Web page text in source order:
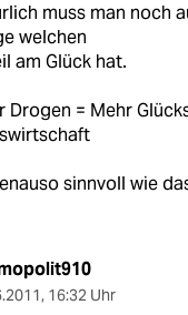
muss man noch
welchen
am Glück hat.
Drogen = Mehr
sinnvoll wie
, 16:32 Uhr